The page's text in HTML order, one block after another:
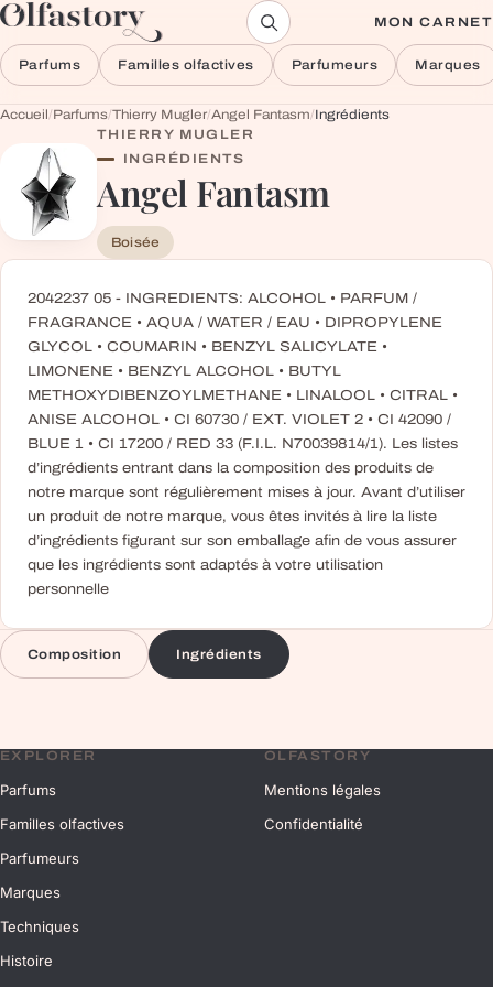
Aller au contenu MON CARNET
Parfums Familles olfactives Parfumeurs Marques
Accueil/Parfums/Thierry Mugler/Angel Fantasm/Ingrédients
THIERRY MUGLER
INGRÉDIENTS
Angel Fantasm
Boisée
2042237 05 - INGREDIENTS: ALCOHOL • PARFUM /
FRAGRANCE • AQUA / WATER / EAU • DIPROPYLENE
GLYCOL • COUMARIN • BENZYL SALICYLATE •
LIMONENE • BENZYL ALCOHOL • BUTYL
METHOXYDIBENZOYLMETHANE • LINALOOL • CITRAL •
ANISE ALCOHOL • CI 60730 / EXT. VIOLET 2 • CI 42090 /
BLUE 1 • CI 17200 / RED 33 (F.I.L. N70039814/1). Les listes
d’ingrédients entrant dans la composition des produits de
notre marque sont régulièrement mises à jour. Avant d’utiliser
un produit de notre marque, vous êtes invités à lire la liste
d’ingrédients figurant sur son emballage afin de vous assurer
que les ingrédients sont adaptés à votre utilisation
personnelle
Composition Ingrédients
EXPLORER
Parfums
Familles olfactives
Parfumeurs
Marques
Techniques
Histoire
OLFASTORY
Mentions légales
Confidentialité